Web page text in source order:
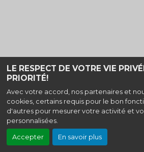
LE RESPECT DE VOTRE VIE
PRIORITÉ!
Avec votre accord, nos partenaires et
cookies, certains requis pour le bon
d'autres pour mesurer votre activité et
personnalisées.
Accepter En savoir plus